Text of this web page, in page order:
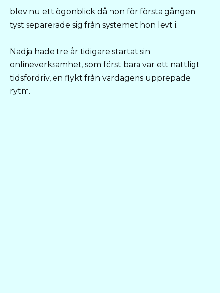
blev nu ett ögonblick då hon för första gången
tyst separerade sig från systemet hon levt i.
Nadja hade tre år tidigare startat sin
onlineverksamhet, som först bara var ett nattligt
tidsfördriv, en flykt från vardagens upprepade
rytm.